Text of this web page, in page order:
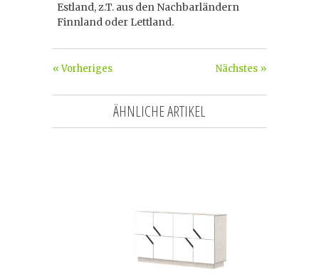
Estland, z.T. aus den Nachbarländern
Finnland oder Lettland.
Nächstes »
« Vorheriges
ÄHNLICHE ARTIKEL